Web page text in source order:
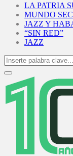
LA PATRIA
MUNDO
JAZZ Y
“SIN RED”
JAZZ
Search
for:
Primary
Menu